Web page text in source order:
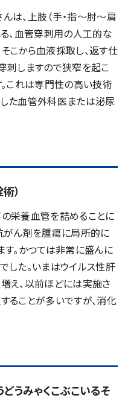
は、上肢（手・指～肘～肩
、血管穿刺用の人工的な
こから血液採取し、返す仕
刺しますので狭窄を起こ
。これは専門性の高い技術
た血管外科医または泌尿
）
栄養血管を詰めることに
がん剤を腫瘍に局所的に
。かつては非常に盛んに
した。いまはウイルス性肝
え、以前ほどには実施さ
ることが多いですが、消化
うみゃくこぶこいるそ